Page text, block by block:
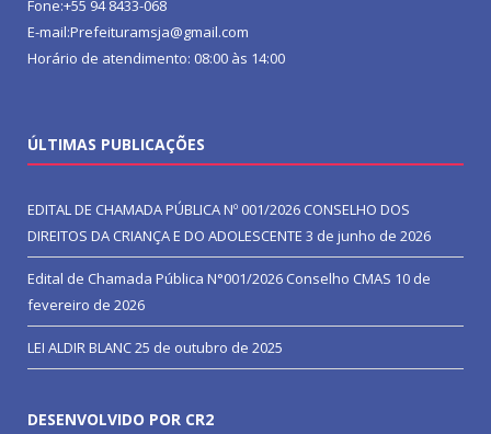
Fone:+55 94 8433-068
E-mail:Prefeituramsja@gmail.com
Horário de atendimento: 08:00 às 14:00
ÚLTIMAS PUBLICAÇÕES
EDITAL DE CHAMADA PÚBLICA Nº 001/2026 CONSELHO DOS
DIREITOS DA CRIANÇA E DO ADOLESCENTE 3 de junho de 2026
Edital de Chamada Pública N°001/2026 Conselho CMAS 10 de
fevereiro de 2026
LEI ALDIR BLANC25 de outubro de 2025
DESENVOLVIDO POR CR2